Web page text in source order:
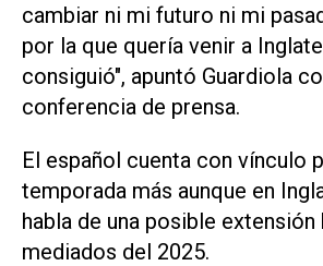
cambiar ni mi futuro ni mi
por la que quería venir a
consiguió", apuntó Guardiola
conferencia de prensa.
El español cuenta con vínculo
temporada más aunque en
habla de una posible extensión
mediados del 2025.